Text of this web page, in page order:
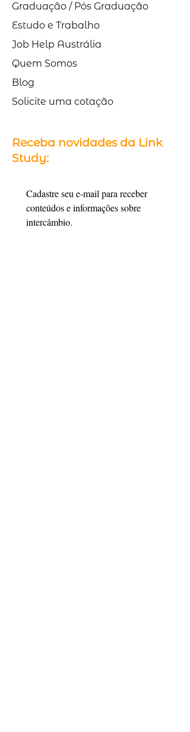
Graduação / Pós Graduação
Estudo e Trabalho
Job Help Austrália
Quem Somos
Blog
Solicite uma cotação
Receba novidades da Link
Study:
Cadastre seu e-mail para receber
conteúdos e informações sobre
intercâmbio.